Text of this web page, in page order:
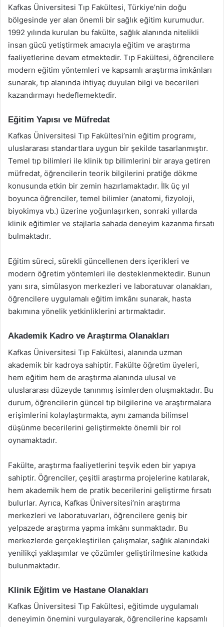
Kafkas Üniversitesi Tıp Fakültesi, Türkiye’nin doğu
bölgesinde yer alan önemli bir sağlık eğitim kurumudur.
1992 yılında kurulan bu fakülte, sağlık alanında nitelikli
insan gücü yetiştirmek amacıyla eğitim ve araştırma
faaliyetlerine devam etmektedir. Tıp Fakültesi, öğrencilere
modern eğitim yöntemleri ve kapsamlı araştırma imkânları
sunarak, tıp alanında ihtiyaç duyulan bilgi ve becerileri
kazandırmayı hedeflemektedir.
Eğitim Yapısı ve Müfredat
Kafkas Üniversitesi Tıp Fakültesi’nin eğitim programı,
uluslararası standartlara uygun bir şekilde tasarlanmıştır.
Temel tıp bilimleri ile klinik tıp bilimlerini bir araya getiren
müfredat, öğrencilerin teorik bilgilerini pratiğe dökme
konusunda etkin bir zemin hazırlamaktadır. İlk üç yıl
boyunca öğrenciler, temel bilimler (anatomi, fizyoloji,
biyokimya vb.) üzerine yoğunlaşırken, sonraki yıllarda
klinik eğitimler ve stajlarla sahada deneyim kazanma fırsatı
bulmaktadır.
Eğitim süreci, sürekli güncellenen ders içerikleri ve
modern öğretim yöntemleri ile desteklenmektedir. Bunun
yanı sıra, simülasyon merkezleri ve laboratuvar olanakları,
öğrencilere uygulamalı eğitim imkânı sunarak, hasta
bakımına yönelik yetkinliklerini artırmaktadır.
Akademik Kadro ve Araştırma Olanakları
Kafkas Üniversitesi Tıp Fakültesi, alanında uzman
akademik bir kadroya sahiptir. Fakülte öğretim üyeleri,
hem eğitim hem de araştırma alanında ulusal ve
uluslararası düzeyde tanınmış isimlerden oluşmaktadır. Bu
durum, öğrencilerin güncel tıp bilgilerine ve araştırmalara
erişimlerini kolaylaştırmakta, aynı zamanda bilimsel
düşünme becerilerini geliştirmekte önemli bir rol
oynamaktadır.
Fakülte, araştırma faaliyetlerini teşvik eden bir yapıya
sahiptir. Öğrenciler, çeşitli araştırma projelerine katılarak,
hem akademik hem de pratik becerilerini geliştirme fırsatı
bulurlar. Ayrıca, Kafkas Üniversitesi’nin araştırma
merkezleri ve laboratuvarları, öğrencilere geniş bir
yelpazede araştırma yapma imkânı sunmaktadır. Bu
merkezlerde gerçekleştirilen çalışmalar, sağlık alanındaki
yenilikçi yaklaşımlar ve çözümler geliştirilmesine katkıda
bulunmaktadır.
Klinik Eğitim ve Hastane Olanakları
Kafkas Üniversitesi Tıp Fakültesi, eğitimde uygulamalı
deneyimin önemini vurgulayarak, öğrencilerine kapsamlı